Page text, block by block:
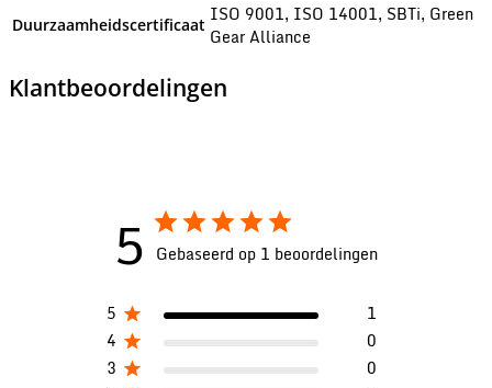
Duurzaamheidscertificaat ISO 9001, ISO 14001, SBTi, Green
Gear Alliance
Klantbeoordelingen
5 Gebaseerd op 1 beoordelingen
5
1
4
0
3
0